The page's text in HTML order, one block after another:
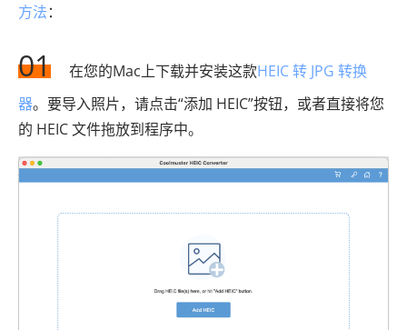
方法：
01 在您的Mac上下载并安装这款HEIC 转 JPG 转换
器。要导入照片，请点击“添加 HEIC”按钮，或者直接将您
的 HEIC 文件拖放到程序中。